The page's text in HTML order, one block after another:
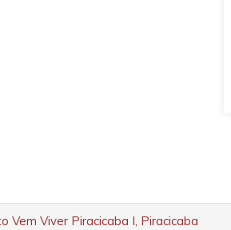
Vem Viver Piracicaba I, Piracicaba